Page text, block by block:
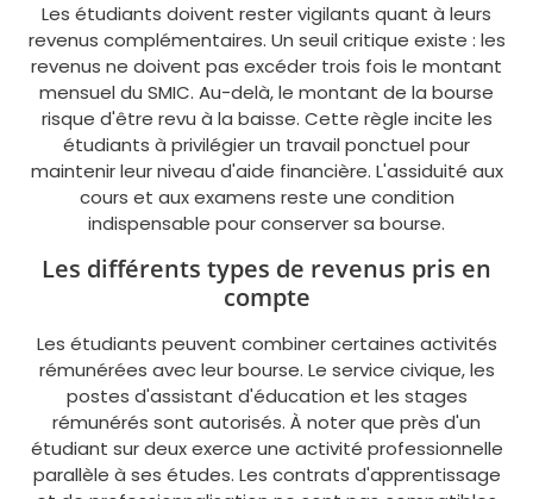
Les étudiants doivent rester vigilants quant à leurs
revenus complémentaires. Un seuil critique existe : les
revenus ne doivent pas excéder trois fois le montant
mensuel du SMIC. Au-delà, le montant de la bourse
risque d'être revu à la baisse. Cette règle incite les
étudiants à privilégier un travail ponctuel pour
maintenir leur niveau d'aide financière. L'assiduité aux
cours et aux examens reste une condition
indispensable pour conserver sa bourse.
Les différents types de revenus pris en
compte
Les étudiants peuvent combiner certaines activités
rémunérées avec leur bourse. Le service civique, les
postes d'assistant d'éducation et les stages
rémunérés sont autorisés. À noter que près d'un
étudiant sur deux exerce une activité professionnelle
parallèle à ses études. Les contrats d'apprentissage